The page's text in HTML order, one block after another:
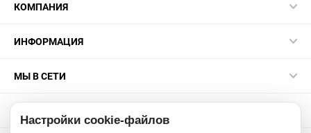
КОМПАНИЯ
ИНФОРМАЦИЯ
МЫ В СЕТИ
Настройки cookie-файлов